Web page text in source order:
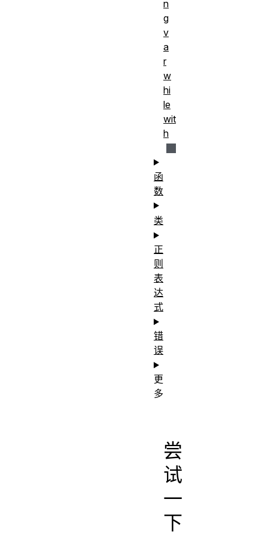
尝
试
一
下
n
g
v
a
r
w
hi
le
wit
h
函
数
类
正
则
表
达
式
错
误
更
多